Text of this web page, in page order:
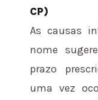
CP)
As causas
nome
prazo
uma vez